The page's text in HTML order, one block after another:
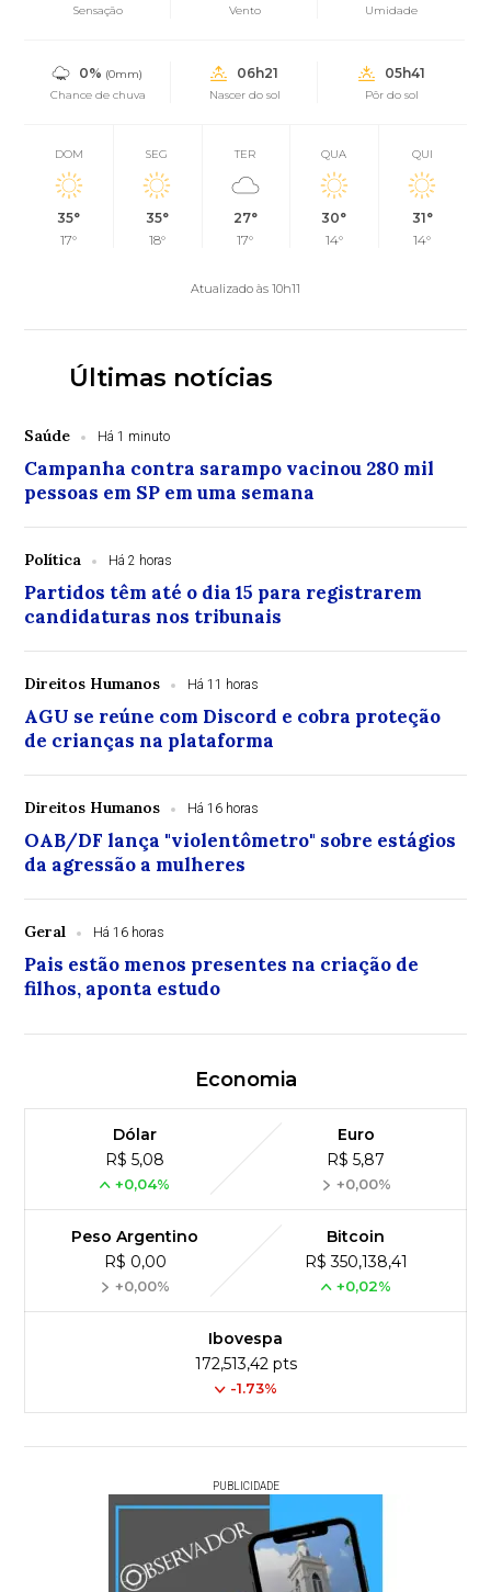
Sensação Vento Umidade
0% (0mm)
Chance de chuva
06h21
Nascer do sol
05h41
Pôr do sol
DOM
35°
17°
SEG
35°
18°
TER
27°
17°
QUA
30°
14°
QUI
31°
14°
Atualizado às 10h11
Últimas notícias
Saúde Há 1 minuto
Campanha contra sarampo vacinou 280 mil
pessoas em SP em uma semana
Política Há 2 horas
Partidos têm até o dia 15 para registrarem
candidaturas nos tribunais
Direitos Humanos Há 11 horas
AGU se reúne com Discord e cobra proteção
de crianças na plataforma
Direitos Humanos Há 16 horas
OAB/DF lança "violentômetro" sobre estágios
da agressão a mulheres
Geral Há 16 horas
Pais estão menos presentes na criação de
filhos, aponta estudo
Economia
Dólar
R$ 5,08
+0,04%
Euro
R$ 5,87
+0,00%
Peso Argentino
R$ 0,00
+0,00%
Bitcoin
R$ 350,138,41
+0,02%
Ibovespa
172,513,42 pts
-1.73%
PUBLICIDADE